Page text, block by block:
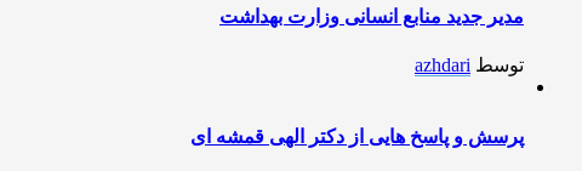
مدیر جدید منابع انسانی وزارت بهداشت
توسط azhdari
پرسش و پاسخ هایی از دکتر الهی قمشه ای